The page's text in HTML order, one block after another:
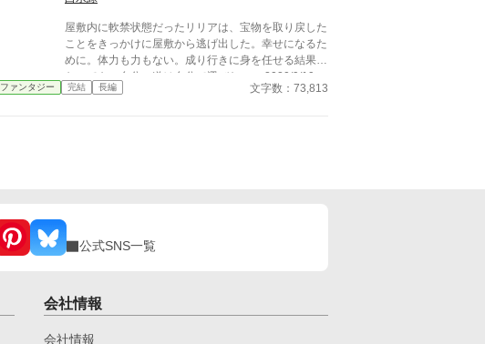
屋敷内に軟禁状態だったリリアは、宝物を取り戻した
ことをきっかけに屋敷から逃げ出した。幸せになるた
めに。体力も力もない。成り行きに身を任せる結果に
なっても、自分の道は自分で選びたい。 2020/9/19
第一章終了 続きが書け次第また連載再開します。 20
ファンタジー 完結 長編 文字数：73,813
公式SNS一覧
会社情報
会社情報